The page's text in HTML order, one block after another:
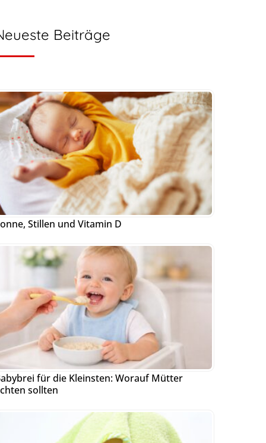
Beiträge
Stillen und Vitamin D
für die Kleinsten: Worauf Mütter
sollten